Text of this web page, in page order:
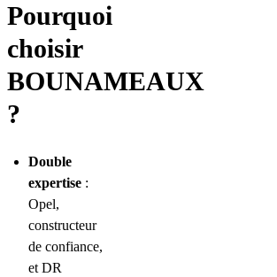
Pourquoi
choisir
BOUNAMEAUX
?
Double
expertise :
Opel,
constructeur
de confiance,
et DR